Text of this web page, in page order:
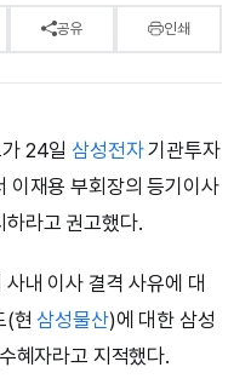
공유 인쇄
가 24일삼성전자기관투자
이재용 부회장의 등기이사
라고 권고했다.
내 이사 결격 사유에 대
(현삼성물산)에 대한 삼성
혜자라고 지적했다.